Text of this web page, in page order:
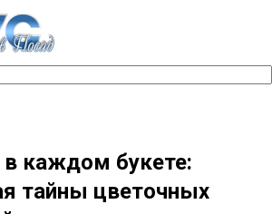
в каждом букете:
тайны цветочных